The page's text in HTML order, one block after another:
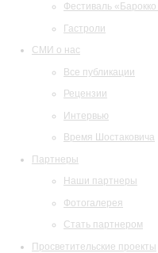
Фестиваль
Гастроли
СМИ о нас
Все публикации
Рецензии
Интервью
Время Шостаковича
Партнеры
Наши партнеры
Фотогалерея
Стать партнером
Просветительские проекты